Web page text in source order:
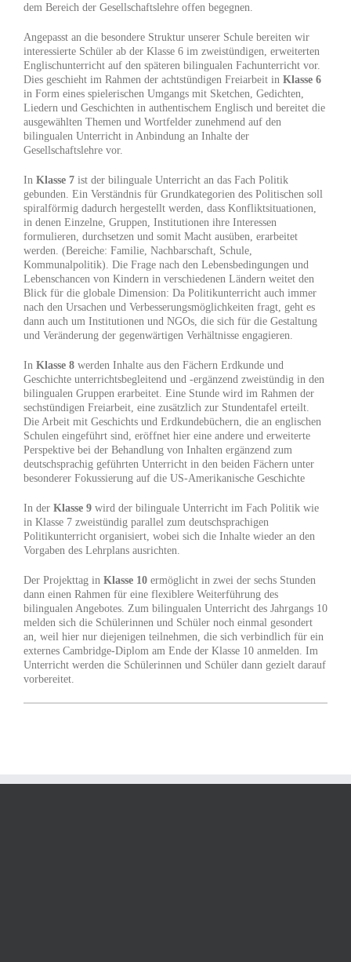
dem Bereich der Gesellschaftslehre offen begegnen.
Angepasst an die besondere Struktur unserer Schule bereiten wir
interessierte Schüler ab der Klasse 6 im zweistündigen, erweiterten
Englischunterricht auf den späteren bilingualen Fachunterricht vor.
Dies geschieht im Rahmen der achtstündigen Freiarbeit in Klasse 6
in Form eines spielerischen Umgangs mit Sketchen, Gedichten,
Liedern und Geschichten in authentischem Englisch und bereitet die
ausgewählten Themen und Wortfelder zunehmend auf den
bilingualen Unterricht in Anbindung an Inhalte der
Gesellschaftslehre vor.
In Klasse 7 ist der bilinguale Unterricht an das Fach Politik
gebunden. Ein Verständnis für Grundkategorien des Politischen soll
spiralförmig dadurch hergestellt werden, dass Konfliktsituationen,
in denen Einzelne, Gruppen, Institutionen ihre Interessen
formulieren, durchsetzen und somit Macht ausüben, erarbeitet
werden. (Bereiche: Familie, Nachbarschaft, Schule,
Kommunalpolitik). Die Frage nach den Lebensbedingungen und
Lebenschancen von Kindern in verschiedenen Ländern weitet den
Blick für die globale Dimension: Da Politikunterricht auch immer
nach den Ursachen und Verbesserungsmöglichkeiten fragt, geht es
dann auch um Institutionen und NGOs, die sich für die Gestaltung
und Veränderung der gegenwärtigen Verhältnisse engagieren.
In Klasse 8 werden Inhalte aus den Fächern Erdkunde und
Geschichte unterrichtsbegleitend und -ergänzend zweistündig in den
bilingualen Gruppen erarbeitet. Eine Stunde wird im Rahmen der
sechstündigen Freiarbeit, eine zusätzlich zur Stundentafel erteilt.
Die Arbeit mit Geschichts und Erdkundebüchern, die an englischen
Schulen eingeführt sind, eröffnet hier eine andere und erweiterte
Perspektive bei der Behandlung von Inhalten ergänzend zum
deutschsprachig geführten Unterricht in den beiden Fächern unter
besonderer Fokussierung auf die US-Amerikanische Geschichte
In der Klasse 9 wird der bilinguale Unterricht im Fach Politik wie
in Klasse 7 zweistündig parallel zum deutschsprachigen
Politikunterricht organisiert, wobei sich die Inhalte wieder an den
Vorgaben des Lehrplans ausrichten.
Der Projekttag in Klasse 10 ermöglicht in zwei der sechs Stunden
dann einen Rahmen für eine flexiblere Weiterführung des
bilingualen Angebotes. Zum bilingualen Unterricht des Jahrgangs 10
melden sich die Schülerinnen und Schüler noch einmal gesondert
an, weil hier nur diejenigen teilnehmen, die sich verbindlich für ein
externes Cambridge-Diplom am Ende der Klasse 10 anmelden. Im
Unterricht werden die Schülerinnen und Schüler dann gezielt darauf
vorbereitet.